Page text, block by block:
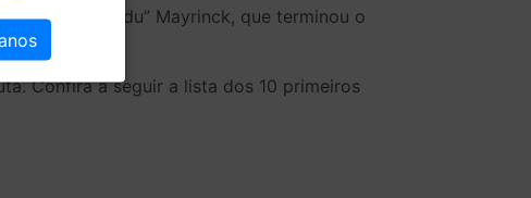
Maria “Maridu” Mayrinck, que terminou o
Confira a seguir a lista dos 10 primeiros